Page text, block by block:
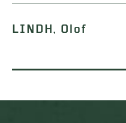
LINDH, Olof